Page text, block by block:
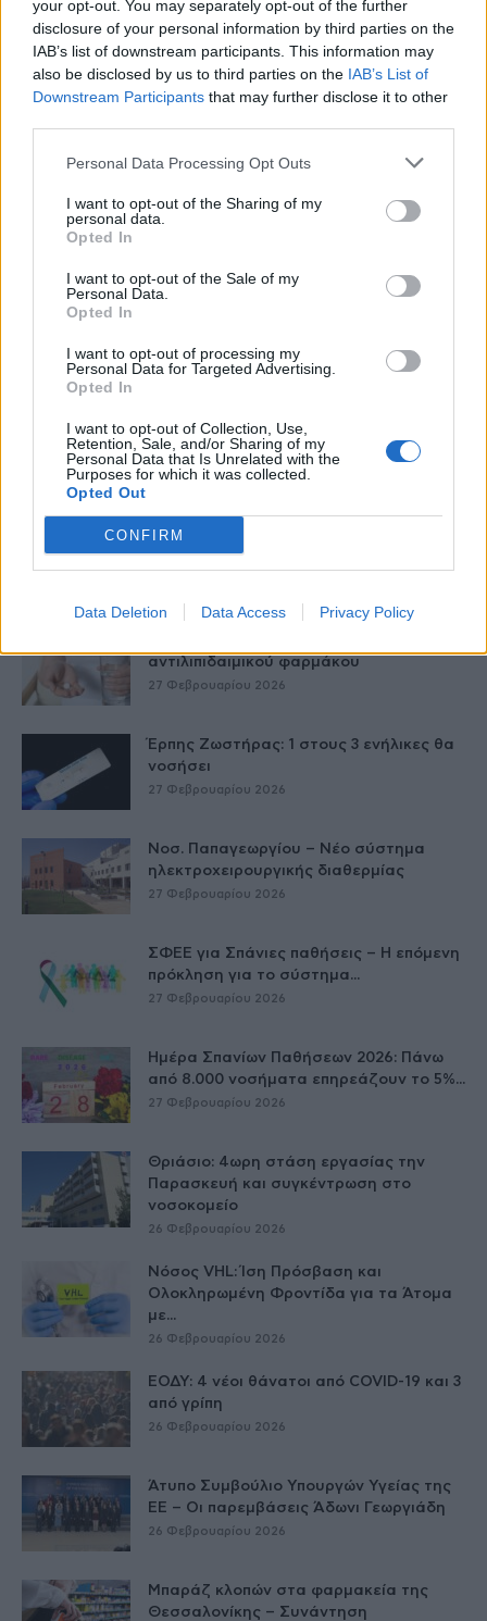
your opt-out. You may separately opt-out of the further
disclosure of your personal information by third parties on the
IAB’s list of downstream participants. This information may
also be disclosed by us to third parties on the IAB’s List of
Downstream Participants that may further disclose it to other
Personal Data Processing Opt Outs
I want to opt-out of the Sharing of my
personal data.
Opted In
I want to opt-out of the Sale of my
Personal Data.
Opted In
I want to opt-out of processing my
Personal Data for Targeted Advertising.
Opted In
I want to opt-out of Collection, Use,
Retention, Sale, and/or Sharing of my
Personal Data that Is Unrelated with the
Purposes for which it was collected.
Opted Out
CONFIRM
Data Deletion Data Access Privacy Policy
Δείτε Ακόμη
τομέα
Παράρτημα του Παίδων “Αγία Σοφία”
στο Ίλιον – Τι ανακοινώθηκε από...
27 Φεβρουαρίου 2026
Δύο χρόνια λειτουργίας της Κλινικής
Μεταμόσχευσης Ήπατος στο «Λαϊκό»
αντιλιπιδαιμικού φαρμάκου
27 Φεβρουαρίου 2026
Έρπης Ζωστήρας: 1 στους 3 ενήλικες θα
νοσήσει
27 Φεβρουαρίου 2026
Νοσ. Παπαγεωργίου – Νέο σύστημα
ηλεκτροχειρουργικής διαθερμίας
27 Φεβρουαρίου 2026
ΣΦΕΕ για Σπάνιες παθήσεις – Η επόμενη
πρόκληση για το σύστημα...
27 Φεβρουαρίου 2026
Ημέρα Σπανίων Παθήσεων 2026: Πάνω
από 8.000 νοσήματα επηρεάζουν το 5%...
27 Φεβρουαρίου 2026
Θριάσιο: 4ωρη στάση εργασίας την
Παρασκευή και συγκέντρωση στο
νοσοκομείο
26 Φεβρουαρίου 2026
Νόσος VHL: Ίση Πρόσβαση και
Ολοκληρωμένη Φροντίδα για τα Άτομα
με...
26 Φεβρουαρίου 2026
ΕΟΔΥ: 4 νέοι θάνατοι από COVID-19 και 3
από γρίπη
26 Φεβρουαρίου 2026
Άτυπο Συμβούλιο Υπουργών Υγείας της
ΕE – Οι παρεμβάσεις Άδωνι Γεωργιάδη
26 Φεβρουαρίου 2026
Μπαράζ κλοπών στα φαρμακεία της
Θεσσαλονίκης – Συνάντηση